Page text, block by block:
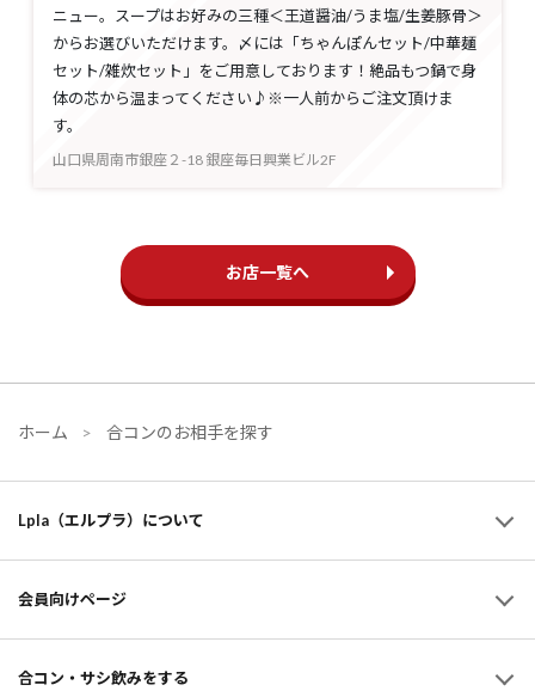
ニュー。スープはお好みの三種＜王道醤油/うま塩/生姜豚骨＞
からお選びいただけます。〆には「ちゃんぽんセット/中華麺
セット/雑炊セット」をご用意しております！絶品もつ鍋で身
体の芯から温まってください♪※一人前からご注文頂けま
す。
山口県周南市銀座２-18 銀座毎日興業ビル2F
お店一覧へ
ホーム 合コンのお相手を探す
合コン・サシ飲みをする
会員向けページ
Lpla（エルプラ）について